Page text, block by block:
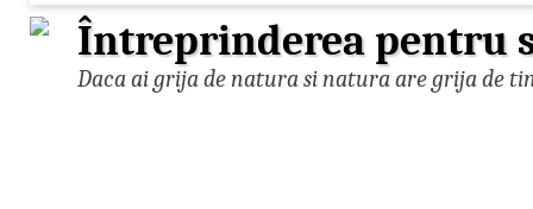
Întreprinderea pentru
Daca ai grija de natura si natura are grija de